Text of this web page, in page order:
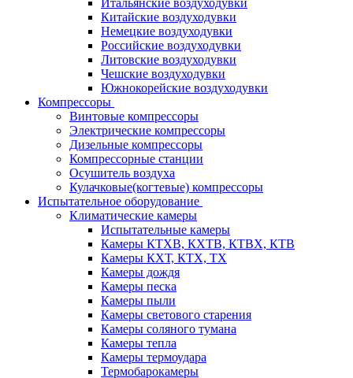
Итальянские воздуходувки
Китайские воздуходувки
Немецкие воздуходувки
Российские воздуходувки
Литовские воздуходувки
Чешские воздуходувки
Южнокорейские воздуходувки
Компрессоры
Винтовые компрессоры
Электрические компрессоры
Дизельные компрессоры
Компрессорные станции
Осушитель воздуха
Кулачковые(когтевые) компрессоры
Испытательное оборудование
Климатические камеры
Испытательные камеры
Камеры КТХВ, КХТВ, КТВХ, КТВ
Камеры КХТ, КТХ, ТХ
Камеры дождя
Камеры песка
Камеры пыли
Камеры светового старения
Камеры соляного тумана
Камеры тепла
Камеры термоудара
Термобарокамеры